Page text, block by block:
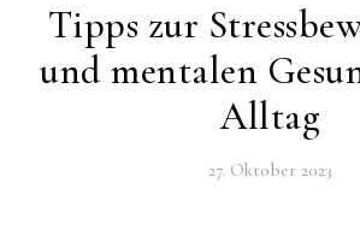
Tipps zur
und mentalen
Alltag
27. Oktober 2023